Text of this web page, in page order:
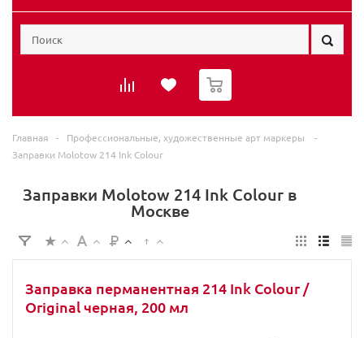
0
Главная - Профессиональные, художественные арт маркеры
-
Заправки Molotow 214 Ink Colour
Заправки Molotow 214 Ink Colour в
Москве
Заправка перманентная 214 Ink Colour /
Original черная, 200 мл